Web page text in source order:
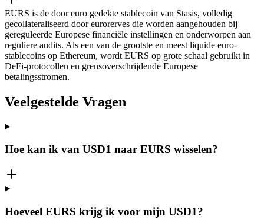
EURS is de door euro gedekte stablecoin van Stasis, volledig
gecollateraliseerd door eurorerves die worden aangehouden bij
gereguleerde Europese financiële instellingen en onderworpen aan
reguliere audits. Als een van de grootste en meest liquide euro-
stablecoins op Ethereum, wordt EURS op grote schaal gebruikt in
DeFi-protocollen en grensoverschrijdende Europese
betalingsstromen.
Veelgestelde Vragen
Hoe kan ik van USD1 naar EURS wisselen?
Hoeveel EURS krijg ik voor mijn USD1?